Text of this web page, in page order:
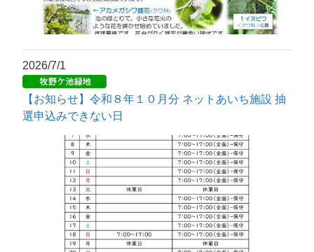
2026/7/1
【お知らせ】令和８年１０月分 ネットあいち施設 抽
選申込みできない日